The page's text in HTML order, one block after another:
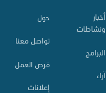
أخبار
ونشاطات
البرامج
آراء
حول
تواصل معنا
فرص العمل
إعلانات